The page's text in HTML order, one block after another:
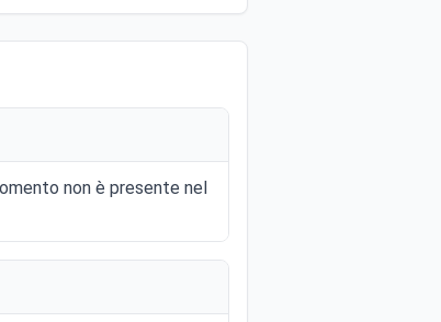
non è presente nel